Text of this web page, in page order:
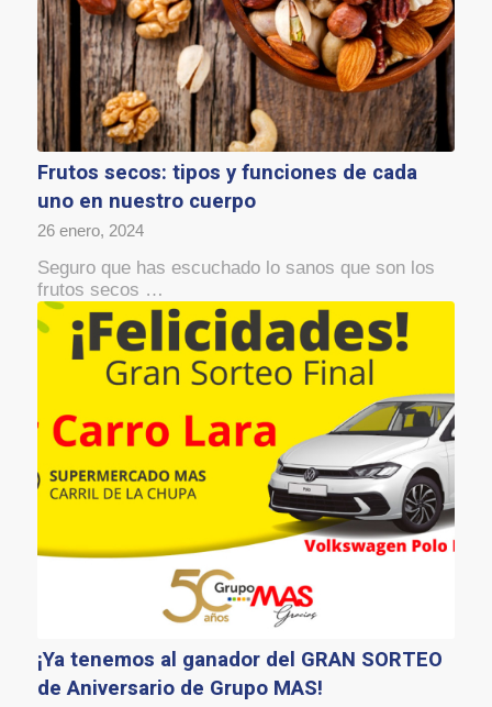
Frutos secos: tipos y funciones de cada
uno en nuestro cuerpo
26 enero, 2024
Seguro que has escuchado lo sanos que son los
frutos secos …
¡Ya tenemos al ganador del GRAN SORTEO
de Aniversario de Grupo MAS!